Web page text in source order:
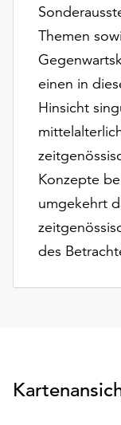
Themen
einen in
Hinsicht
Konzepte
umgekehrt
des